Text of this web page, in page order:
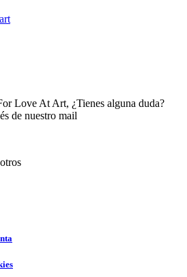
Love At Art, ¿Tienes alguna duda?
de nuestro mail